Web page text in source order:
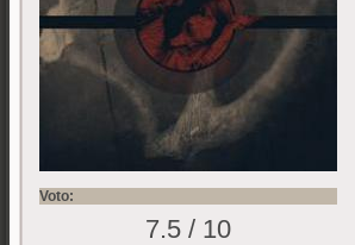
Voto:
7.5 / 10